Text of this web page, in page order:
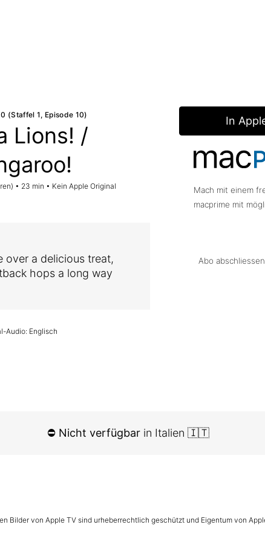
(Staffel 1, Episode 10)
Lions! /
• 23 min • Kein Apple Original
over a delicious treat,
hops a long way
Audio: Englisch
In
Mach mit einem
macprime mit
Abo abschliessen
⛔ Nicht verfügbar in Italien 🇮🇹
Bilder von Apple TV sind urheberrechtlich geschützt und Eigentum von